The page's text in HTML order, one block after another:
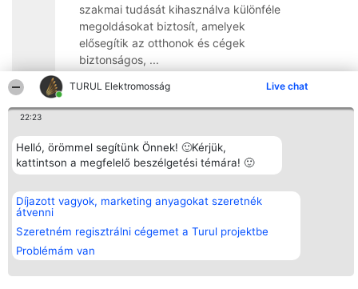
TURUL Elektromosság Live chat
22:23
Helló, örömmel segítünk Önnek! 🙂Kérjük,
kattintson a megfelelő beszélgetési témára! 🙂
Díjazott vagyok, marketing anyagokat szeretnék
átvenni
Szeretném regisztrálni cégemet a Turul projektbe
Problémám van
szakmai tudását kihasználva különféle
megoldásokat biztosít, amelyek
elősegítik az otthonok és cégek
biztonságos, ...
8.3
Rangsorszervező
SC Beautiful Company S.R.L.
Bulevardul Aleea Timișul De
4, Ap. 13
Bukarest 53-238
Adószám 36737675
tel: +363 033 425 71
Népszavazás
Nyertesek
Az összes
listája
Szabályok
Polityka
Elérhetőség